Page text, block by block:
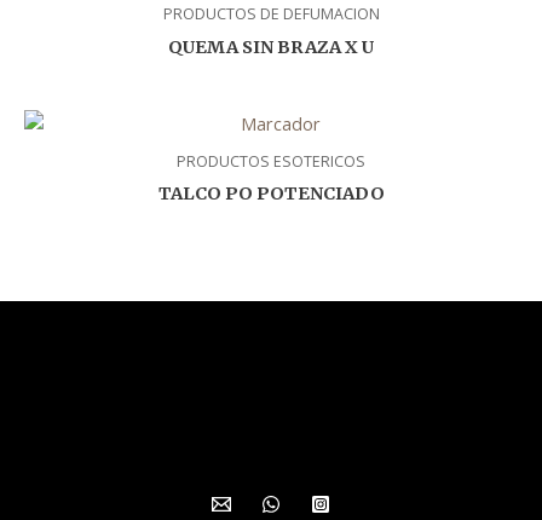
PRODUCTOS DE DEFUMACION
QUEMA SIN BRAZA X U
PRODUCTOS ESOTERICOS
TALCO PO POTENCIADO